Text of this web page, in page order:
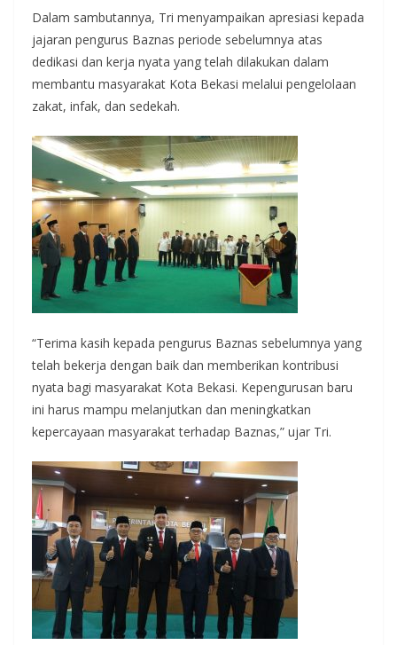
Dalam sambutannya, Tri menyampaikan apresiasi kepada
jajaran pengurus Baznas periode sebelumnya atas
dedikasi dan kerja nyata yang telah dilakukan dalam
membantu masyarakat Kota Bekasi melalui pengelolaan
zakat, infak, dan sedekah.
“Terima kasih kepada pengurus Baznas sebelumnya yang
telah bekerja dengan baik dan memberikan kontribusi
nyata bagi masyarakat Kota Bekasi. Kepengurusan baru
ini harus mampu melanjutkan dan meningkatkan
kepercayaan masyarakat terhadap Baznas,” ujar Tri.